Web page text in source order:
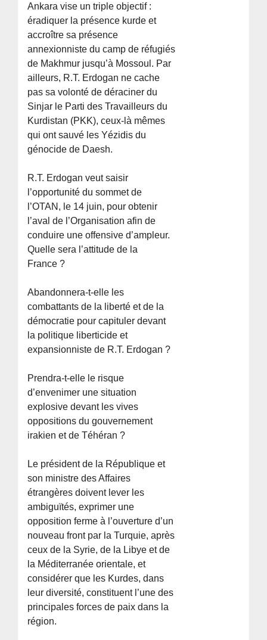
Ankara vise un triple objectif :
éradiquer la présence kurde et
accroître sa présence
annexionniste du camp de réfugiés
de Makhmur jusqu’à Mossoul. Par
ailleurs, R.T. Erdogan ne cache
pas sa volonté de déraciner du
Sinjar le Parti des Travailleurs du
Kurdistan (PKK), ceux-là mêmes
qui ont sauvé les Yézidis du
génocide de Daesh.
R.T. Erdogan veut saisir
l’opportunité du sommet de
l’OTAN, le 14 juin, pour obtenir
l’aval de l’Organisation afin de
conduire une offensive d’ampleur.
Quelle sera l’attitude de la
France ?
Abandonnera-t-elle les
combattants de la liberté et de la
démocratie pour capituler devant
la politique liberticide et
expansionniste de R.T. Erdogan ?
Prendra-t-elle le risque
d’envenimer une situation
explosive devant les vives
oppositions du gouvernement
irakien et de Téhéran ?
Le président de la République et
son ministre des Affaires
étrangères doivent lever les
ambiguïtés, exprimer une
opposition ferme à l’ouverture d’un
nouveau front par la Turquie, après
ceux de la Syrie, de la Libye et de
la Méditerranée orientale, et
considérer que les Kurdes, dans
leur diversité, constituent l’une des
principales forces de paix dans la
région.